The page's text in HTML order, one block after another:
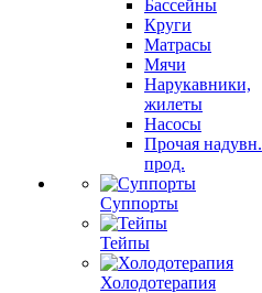
Бассейны
Круги
Матрасы
Мячи
Нарукавники,
жилеты
Насосы
Прочая надувн.
прод.
Суппорты
Тейпы
Холодотерапия